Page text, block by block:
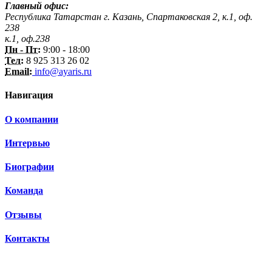
Главный офис:
Республика Татарстан г. Казань, Спартаковская 2, к.1, оф.
238
к.1, оф.238
Пн - Пт: 9:00 - 18:00
Тел: 8 925 313 26 02
Email: info@ayaris.ru
Навигация
О компании
Интервью
Биографии
Команда
Отзывы
Контакты